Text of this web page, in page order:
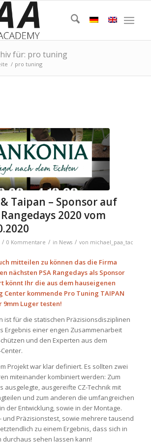
für: pro tuning
/ pro tuning
Taipan – Sponsor auf
2020 vom
/ 0 Kommentare / in News / von michael_paa_tac
mitteilen zu können das die Firma
nächsten PSA Rangedays als Sponsor
könnt Ihr die aus dem hauseigenen
Center kommende Pro Tuning TAIPAN
9mm Luger testen!
ist für die statischen Präzisionsdisziplinen
Ergebnis einer engen Zusammenarbeit
und den Experten aus dem
Projekt war klar definiert. Es sollten zwei
miteinander kombiniert werden: Zum
ausgelegte, ausgereifte CZ-Technik mit
und zum anderen die umfangreichen
der Entwicklung, sowie in der Montage.
und Präzisionstest, sowie mehrere tausend
zu einem Ergebnis, dass sich in
durchaus sehen lassen kann!